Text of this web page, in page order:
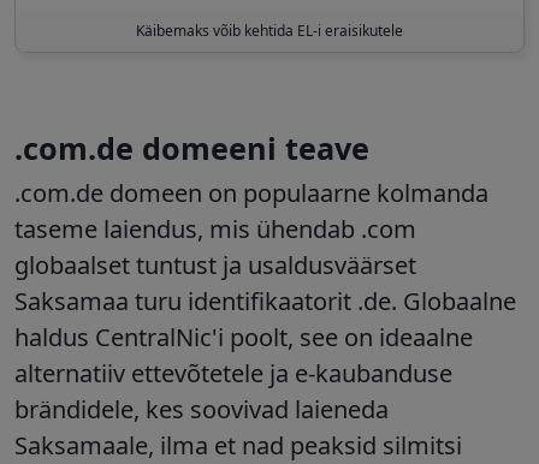
Käibemaks võib kehtida EL-i eraisikutele
.com.de domeeni teave
.com.de domeen on populaarne kolmanda
taseme laiendus, mis ühendab .com
globaalset tuntust ja usaldusväärset
Saksamaa turu identifikaatorit .de. Globaalne
haldus CentralNic'i poolt, see on ideaalne
alternatiiv ettevõtetele ja e-kaubanduse
brändidele, kes soovivad laieneda
Saksamaale, ilma et nad peaksid silmitsi